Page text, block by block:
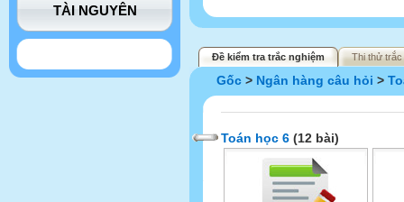
TÀI NGUYÊN
Đề kiểm tra trắc nghiệm Thi thử trắc
Gốc > Ngân hàng câu hỏi >
Toán học 6 (12 bài)